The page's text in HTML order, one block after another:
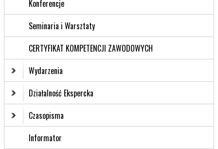
Konferencje
Seminaria i Warsztaty
CERTYFIKAT KOMPETENCJI ZAWODOWYCH
Wydarzenia
Działalność Ekspercka
Czasopisma
Informator